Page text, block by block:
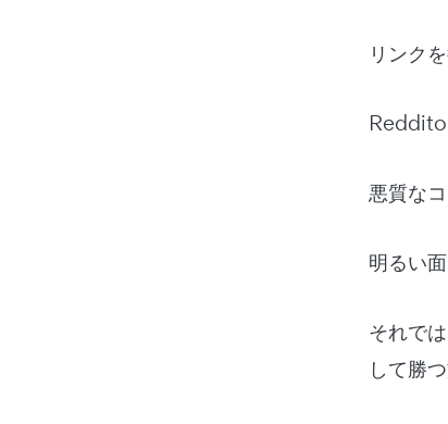
リンク
悪質な
明るい
それで
して勝